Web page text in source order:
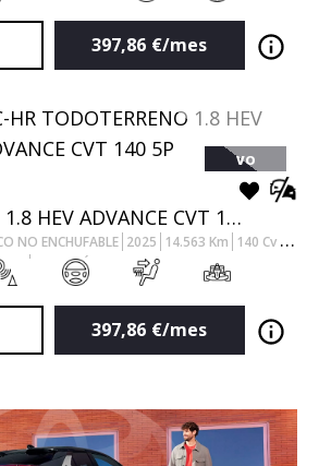
397,86 €/mes
VO
TODOTERRENO 1.8 HEV ADVANCE CVT 140 5P
NO ENCHUFABLE 2025 14.563 Km 140 Cv
AUTOMÁTICO
397,86 €/mes